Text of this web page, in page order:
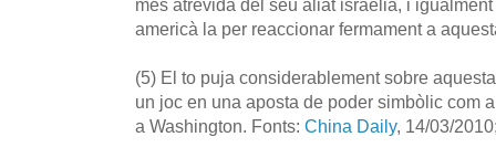
més atrevida del seu aliat israelià, i
americà la per reaccionar fermament a
(5) El to puja considerablement sobre
un joc en una aposta de poder simbòlic com
a Washington. Fonts: China Daily, 14/03/